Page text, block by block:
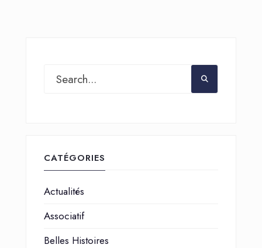
CATÉGORIES
Actualités
Associatif
Belles Histoires